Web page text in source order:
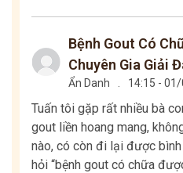
Bệnh Gout Có
Chuyên Gia Giải
Ẩn Danh 14:15 -
Tuấn tôi gặp rất nhiều bà
gout liền hoang mang,
nào, có còn đi lại được
hỏi “bệnh gout có chữa